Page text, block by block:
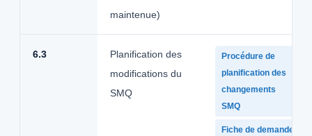
maintenue)
6.3
Planification des
modifications du
SMQ
Procédure de
planification des
changements
SMQ
Fiche de demande